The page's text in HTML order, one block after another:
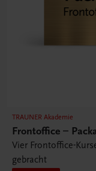
TRAUNER Akademie
Frontoffice –
Vier Frontoffice-
gebracht